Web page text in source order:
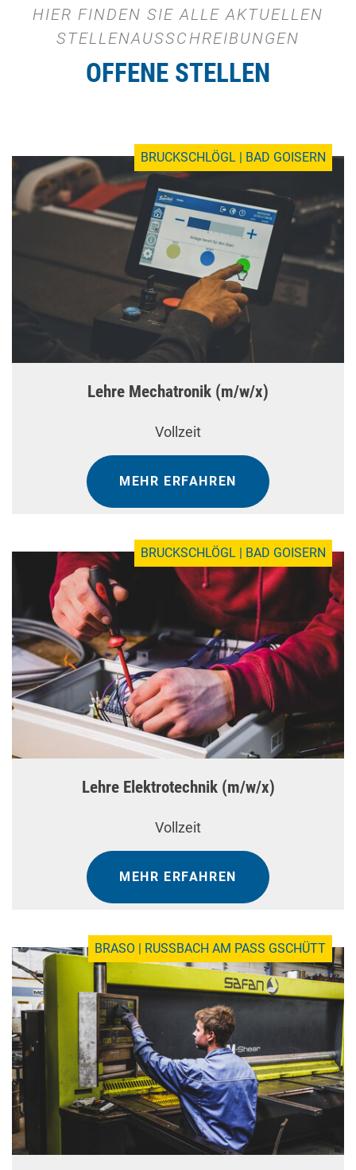
HIER FINDEN SIE ALLE AKTUELLEN
STELLENAUSSCHREIBUNGEN
OFFENE STELLEN
BRUCKSCHLÖGL | BAD GOISERN
Lehre Mechatronik (m/w/x)
Vollzeit
MEHR ERFAHREN
BRUCKSCHLÖGL | BAD GOISERN
Lehre Elektrotechnik (m/w/x)
Vollzeit
MEHR ERFAHREN
BRASO | RUSSBACH AM PASS GSCHÜTT